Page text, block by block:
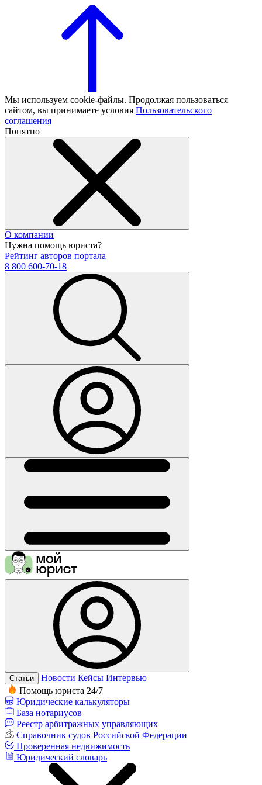
Мы используем cookie-файлы. Продолжая пользоваться
сайтом, вы принимаете условия Пользовательского
соглашения
Понятно
О компании
Нужна помощь юриста?
Рейтинг авторов портала
8 800 600-70-18
Статьи Новости Кейсы Интервью
Помощь юриста 24/7
Юридические калькуляторы
База нотариусов
Реестр арбитражных управляющих
Справочник судов Российской Федерации
Проверенная недвижимость
Юридический словарь